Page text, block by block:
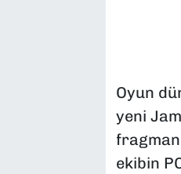
Oyun
yeni
ekibin